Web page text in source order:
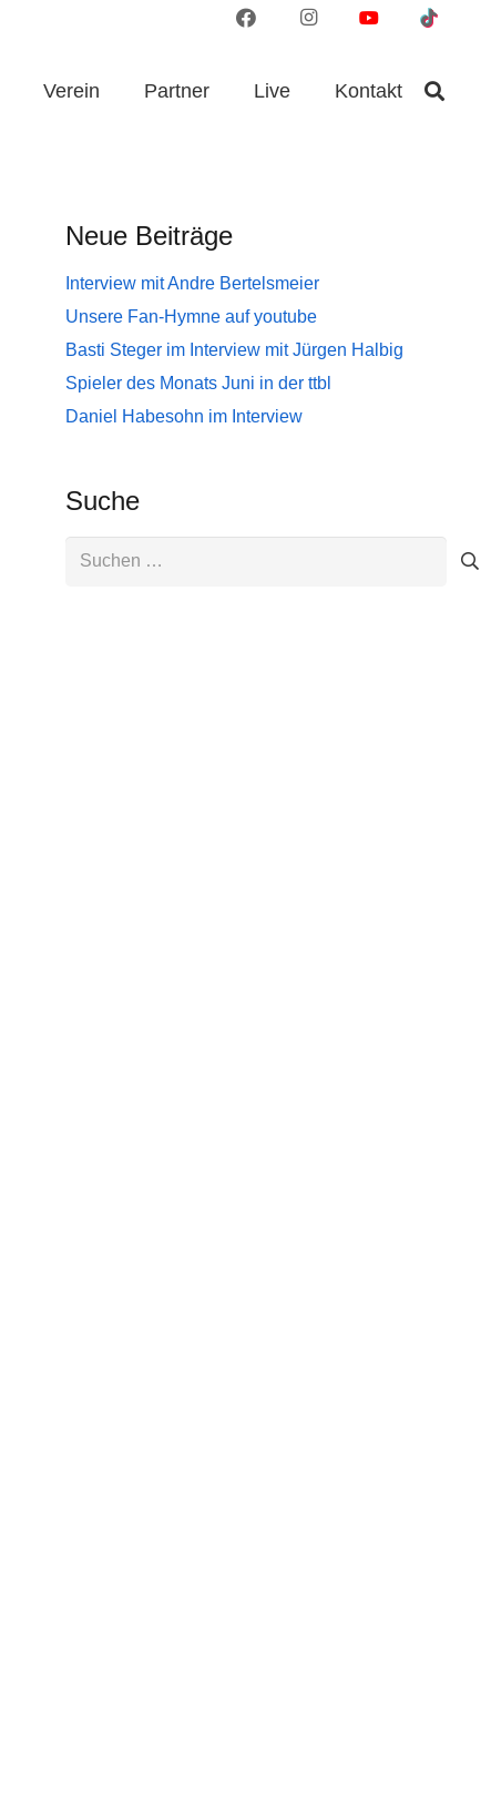
Verein Partner Live Kontakt
Neue Beiträge
Interview mit Andre Bertelsmeier
Unsere Fan-Hymne auf youtube
Basti Steger im Interview mit Jürgen Halbig
Spieler des Monats Juni in der ttbl
Daniel Habesohn im Interview
Suche
Suchen